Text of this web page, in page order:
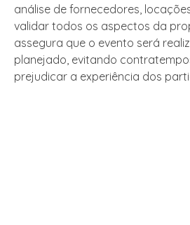
análise de fornecedores,
validar todos os aspectos da
assegura que o evento será
planejado, evitando
prejudicar a experiência dos